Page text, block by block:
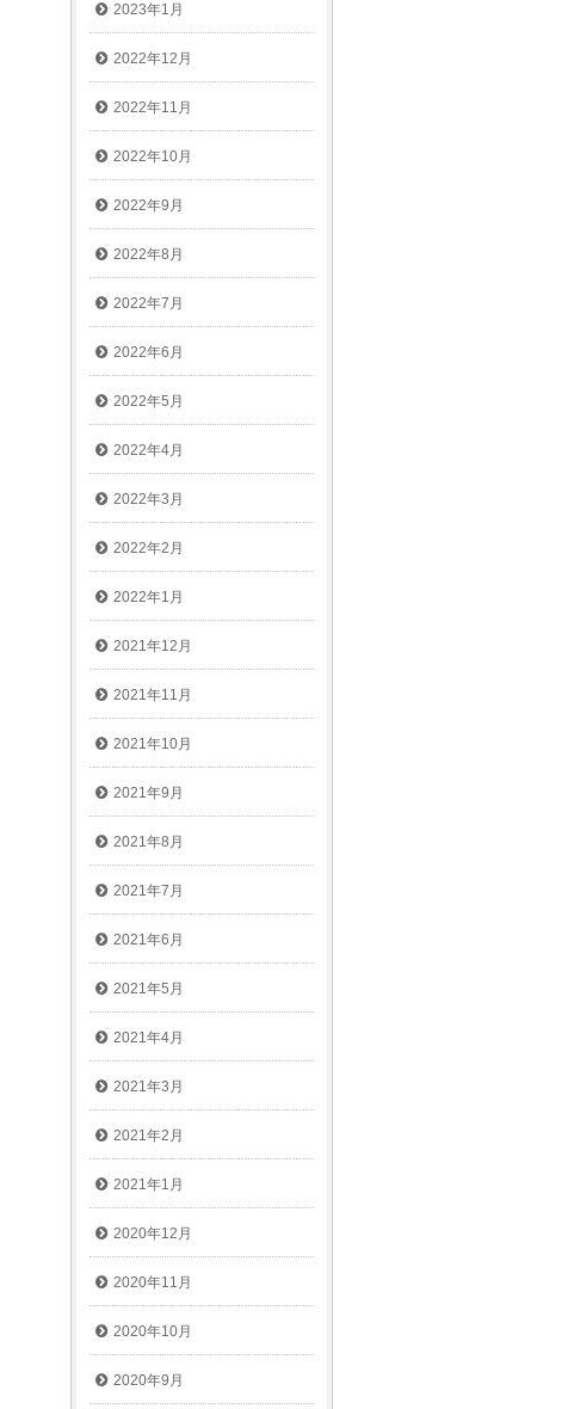
2023年1月
2022年12月
2022年11月
2022年10月
2022年9月
2022年8月
2022年7月
2022年6月
2022年5月
2022年4月
2022年3月
2022年2月
2022年1月
2021年12月
2021年11月
2021年10月
2021年9月
2021年8月
2021年7月
2021年6月
2021年5月
2021年4月
2021年3月
2021年2月
2021年1月
2020年12月
2020年11月
2020年10月
2020年9月